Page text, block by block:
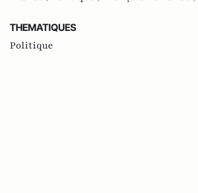
THEMATIQUES
Politique